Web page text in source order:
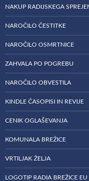
NAKUP RADIJSKEGA
NAROČILO ČESTITKE
NAROČILO OSMRTNICE
ZAHVALA PO POGREBU
NAROČILO OBVESTILA
KINDLE ČASOPISI IN REVIJE
CENIK OGLAŠEVANJA
KOMUNALA BREŽICE
VRTILJAK ŽELJA
LOGOTIP RADIA BREŽICE EU